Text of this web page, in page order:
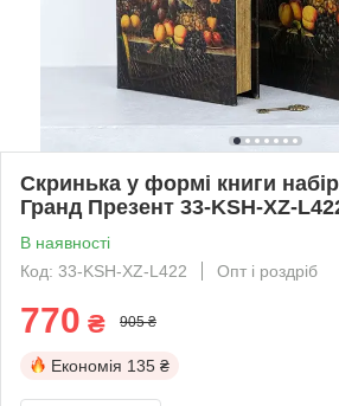
Скринька у формі книги
Гранд Презент 33-KSH-XZ-
В наявності
Код: 33-KSH-XZ-L422
Опт і роздріб
770 ₴ 905 ₴
Економія 135 ₴